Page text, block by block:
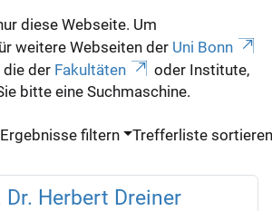
diese Webseite. Um
weitere Webseiten der Uni Bonn
die der Fakultäten
oder Institute,
bitte eine Suchmaschine.
Ergebnisse filtern Trefferliste
Dr. Herbert Dreiner